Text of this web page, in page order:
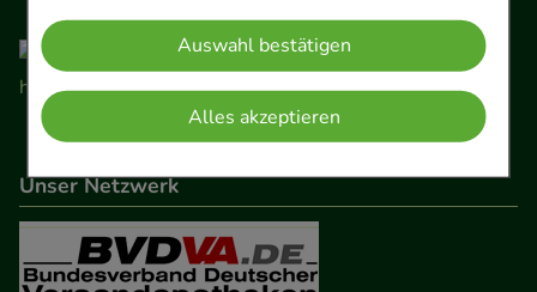
Website notwendig sind (z.B. Navigation,
Warenkorb, Kundenkonto), weshalb auf diese nicht
verzichtet werden kann.
Komfort:Diese Cookies werden genutzt um das
Einkaufserlebnis noch ansprechender zu gestalten,
beispielsweise für die Wiedererkennung des
Besuchers oder unsere Seite an bevorzugte
Verhaltensweisen (z.B. Spracheinstellung)
Auswahl bestätigen
Alles akzeptieren
Unser Netzwerk